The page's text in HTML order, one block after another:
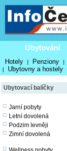
Ubytování
Hotely | Penziony |
| Ubytovny a hostely
Ubytovací balíčky
Jarní pobyty
Letní dovolená
Podzim levněji
Zimní dovolená